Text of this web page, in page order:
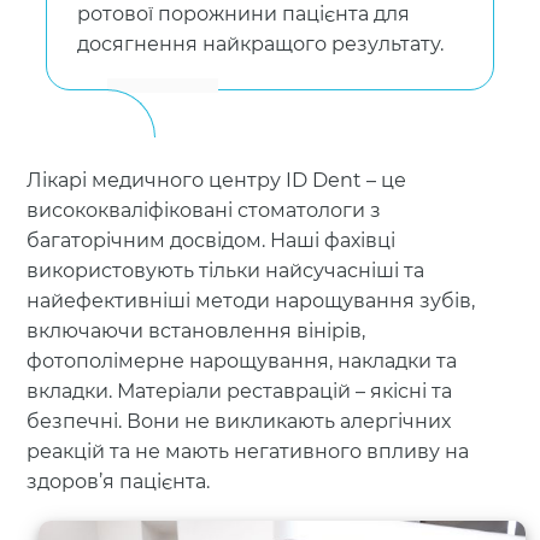
ротової порожнини пацієнта для
досягнення найкращого результату.
Лікарі медичного центру ID Dent – це
висококваліфіковані стоматологи з
багаторічним досвідом. Наші фахівці
використовують тільки найсучасніші та
найефективніші методи нарощування зубів,
включаючи встановлення вінірів,
фотополімерне нарощування, накладки та
вкладки. Матеріали реставрацій – якісні та
безпечні. Вони не викликають алергічних
реакцій та не мають негативного впливу на
здоров’я пацієнта.